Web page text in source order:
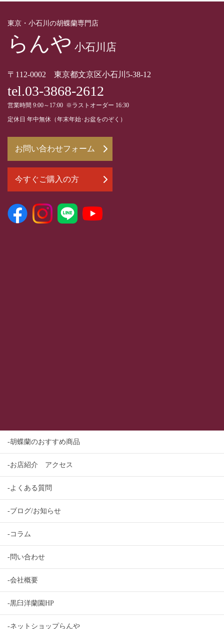
東京・小石川の胡蝶蘭専門店
らんや 小石川店
〒112-0002 東京都文京区小石川5-38-12
tel.03-3868-2612
営業時間 9:00～17:00 ※ラストオーダー 16:30
定休日 年中無休（年末年始･お盆をのぞく）
お問い合わせフォーム
今すぐご購入の方
-胡蝶蘭のおすすめ商品
-お店紹介 アクセス
-よくある質問
-ブログ/お知らせ
-コラム
-問い合わせ
-会社概要
-黒臼洋蘭園HP
-ネットショップらんや